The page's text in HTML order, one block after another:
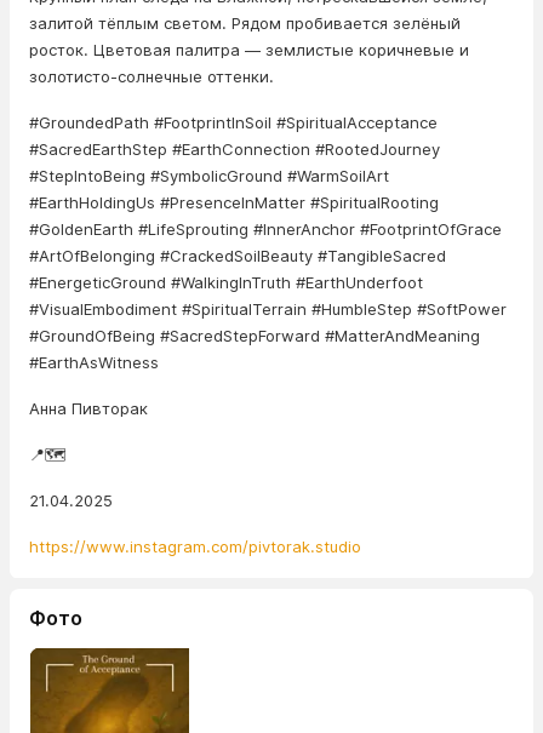
залитой тёплым светом. Рядом пробивается зелёный
росток. Цветовая палитра — землистые коричневые и
золотисто-солнечные оттенки.
#GroundedPath #FootprintInSoil #SpiritualAcceptance
#SacredEarthStep #EarthConnection #RootedJourney
#StepIntoBeing #SymbolicGround #WarmSoilArt
#EarthHoldingUs #PresenceInMatter #SpiritualRooting
#GoldenEarth #LifeSprouting #InnerAnchor #FootprintOfGrace
#ArtOfBelonging #CrackedSoilBeauty #TangibleSacred
#EnergeticGround #WalkingInTruth #EarthUnderfoot
#VisualEmbodiment #SpiritualTerrain #HumbleStep #SoftPower
#GroundOfBeing #SacredStepForward #MatterAndMeaning
#EarthAsWitness
Анна Пивторак
📍🗺️
21.04.2025
https://www.instagram.com/pivtorak.studio
Фото